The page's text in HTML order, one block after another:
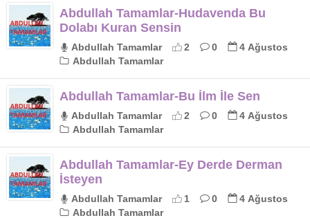
Abdullah Tamamlar-Hudavenda Bu
Dolabı Kuran Sensin
Abdullah Tamamlar 2 0
4 Ağustos
Abdullah Tamamlar
Abdullah Tamamlar-Bu İlm İle Sen
Abdullah Tamamlar 2 0
4 Ağustos
Abdullah Tamamlar
Abdullah Tamamlar-Ey Derde Derman
İsteyen
Abdullah Tamamlar 1 0
4 Ağustos
Abdullah Tamamlar